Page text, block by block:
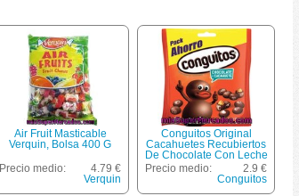
Air Fruit Masticable
Verquin, Bolsa 400 G
Precio medio:
4.79 €
Verquin
Conguitos Original
Cacahuetes Recubiertos
De Chocolate Con Leche
Pack Ahorro Bolsa 350 G
Precio medio:
2.9 €
Conguitos